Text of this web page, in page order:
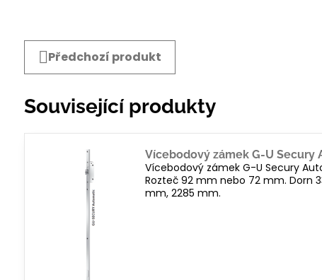
Předchozí produkt
Související produkty
Vícebodový zámek G-U Secury
Vícebodový zámek G-U Secury
Rozteč 92 mm nebo 72 mm. Dorn
mm, 2285 mm.